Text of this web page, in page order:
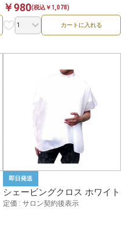
￥980(税込￥1,078)
カートに入れる
即日発送
シェービングクロス ホワイト
定価 : サロン契約後表示